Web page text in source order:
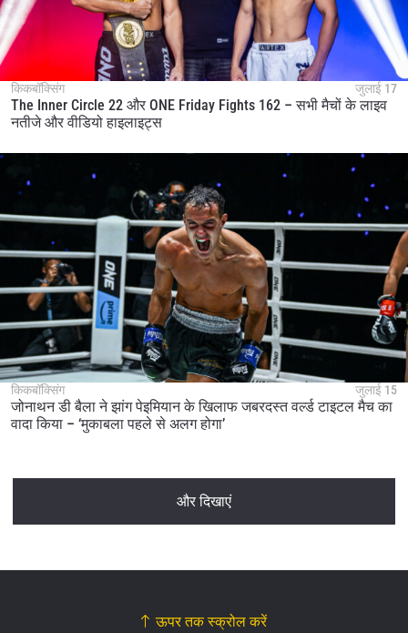
किकबॉक्सिंग जुलाई 17
The Inner Circle 22 और ONE Friday Fights 162 – सभी मैचों के लाइव
नतीजे और वीडियो हाइलाइट्स
किकबॉक्सिंग जुलाई 15
जोनाथन डी बैला ने झांग पेइमियान के खिलाफ जबरदस्त वर्ल्ड टाइटल मैच का
वादा किया – ‘मुकाबला पहले से अलग होगा’
और दिखाएं
ऊपर तक स्क्रोल करें